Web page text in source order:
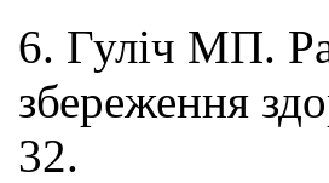
6. Гуліч МП.
збереження
32.